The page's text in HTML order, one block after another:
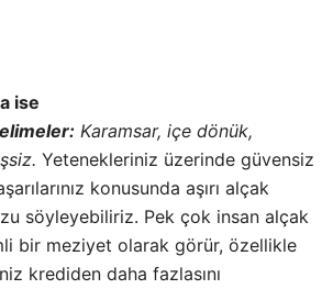
ise
Karamsar, içe dönük,
Yetenekleriniz üzerinde güvensiz
konusunda aşırı alçak
söyleyebiliriz. Pek çok insan alçak
bir meziyet olarak görür, özellikle
krediden daha fazlasını